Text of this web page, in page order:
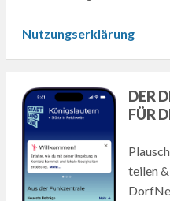
Nutzungserklärung
DER
FÜR
teilen